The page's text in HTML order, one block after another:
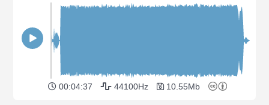
00:04:37 44100Hz 10.55Mb